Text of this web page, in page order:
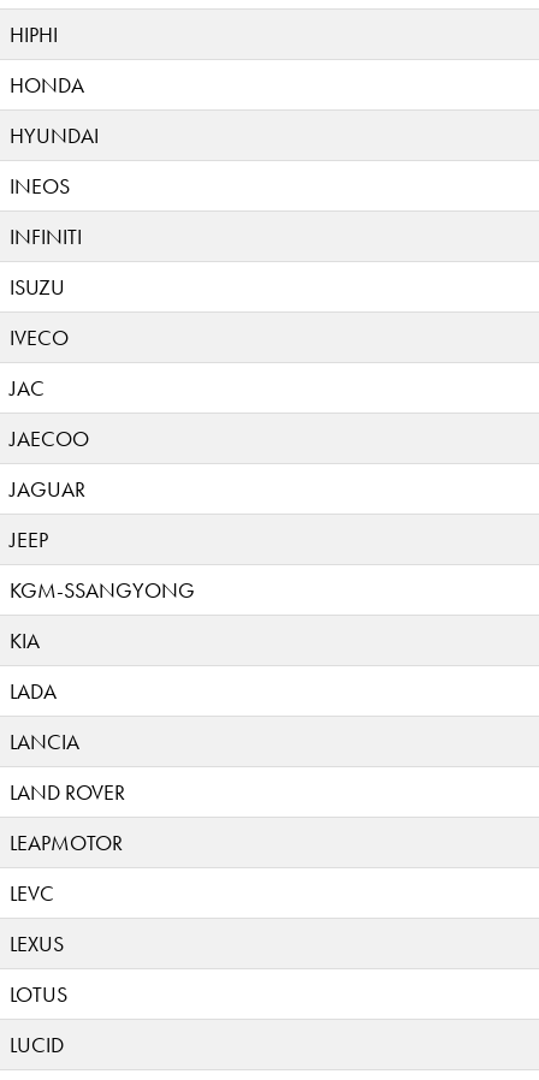
HIPHI
HONDA
HYUNDAI
INEOS
INFINITI
ISUZU
IVECO
JAC
JAECOO
JAGUAR
JEEP
KGM-SSANGYONG
KIA
LADA
LANCIA
LAND ROVER
LEAPMOTOR
LEVC
LEXUS
LOTUS
LUCID